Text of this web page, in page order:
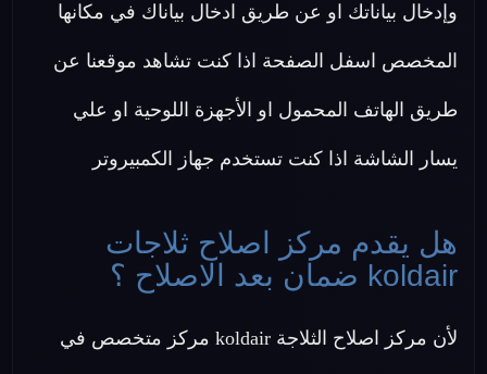
وإدخال بياناتك او عن طريق ادخال بياناك في مكانها
المخصص اسفل الصفحة اذا كنت تشاهد موقعنا عن
طريق الهاتف المحمول او الأجهزة اللوحية او علي
يسار الشاشة اذا كنت تستخدم جهاز الكمبيروتر
هل يقدم مركز اصلاح ثلاجات
koldair ضمان بعد الاصلاح ؟
لأن مركز اصلاح الثلاجة koldair مركز متخصص في